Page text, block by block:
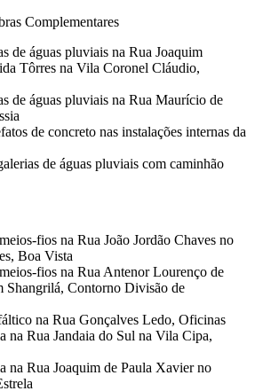
Complementares
de águas pluviais na Rua Joaquim
Tôrres na Vila Coronel Cláudio,
de águas pluviais na Rua Maurício de
de concreto nas instalações internas da
de águas pluviais com caminhão
fios na Rua João Jordão Chaves no
Boa Vista
fios na Rua Antenor Lourenço de
Shangrilá, Contorno Divisão de
na Rua Gonçalves Ledo, Oficinas
na Rua Jandaia do Sul na Vila Cipa,
na Rua Joaquim de Paula Xavier no